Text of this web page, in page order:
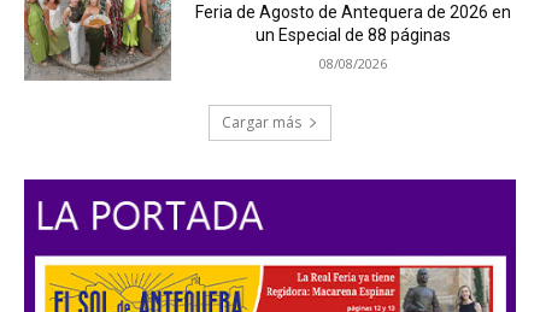
Feria de Agosto de Antequera de 2026 en
un Especial de 88 páginas
08/08/2026
Cargar más